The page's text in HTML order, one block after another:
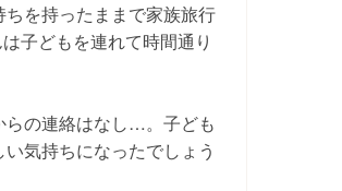
を持ったままで家族旅行
子どもを連れて時間通り
らの連絡はなし…。子ども
気持ちになったでしょう